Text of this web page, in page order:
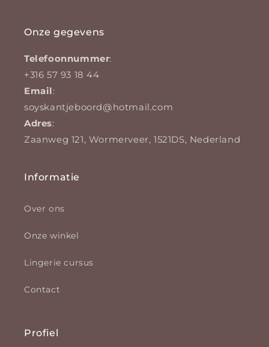
Onze gegevens
Telefoonnummer:
+316 57 93 18 44
Email:
soyskantjeboord@hotmail.com
Adres:
Zaanweg 121, Wormerveer, 1521DS, Nederland
Informatie
Over ons
Onze winkel
Lingerie cursus
Contact
Profiel